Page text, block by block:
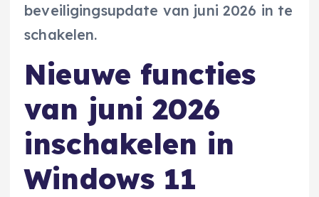
beveiligingsupdate van juni 2026 in te
schakelen.
Nieuwe functies
van juni 2026
inschakelen in
Windows 11